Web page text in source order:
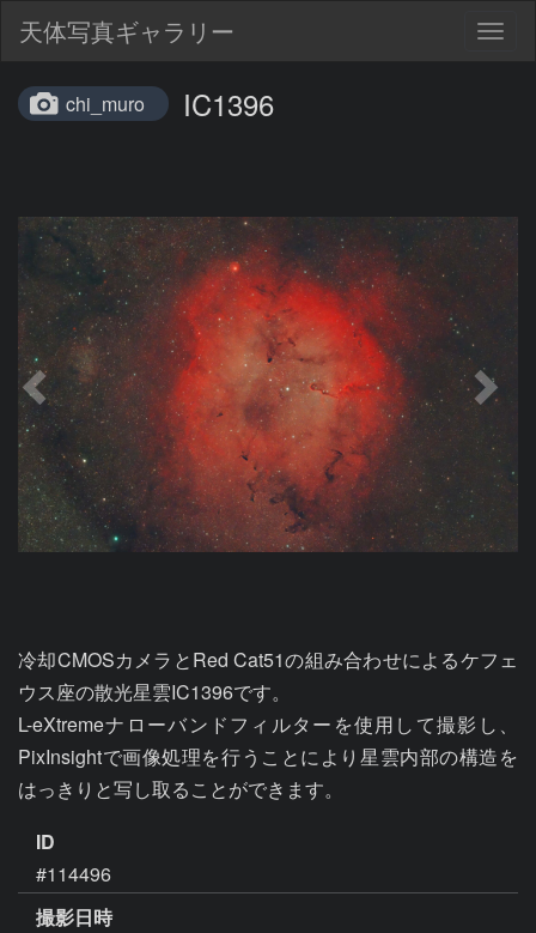
天体写真ギャラリー
chi_muro IC1396
冷却CMOSカメラとRed Cat51の組み合わせによるケフェ
ウス座の散光星雲IC1396です。
L-eXtremeナローバンドフィルターを使用して撮影し、
PixInsightで画像処理を行うことにより星雲内部の構造を
はっきりと写し取ることができます。
ID
#114496
撮影日時